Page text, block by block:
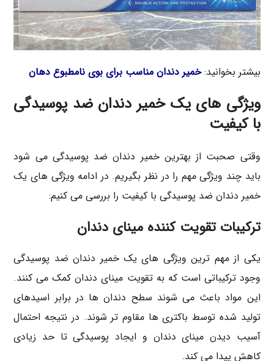
بیشتر بخوانید:خمیر دندان مناسب برای بوی نامطبوع دهان
ویژگی های یک خمیر دندان ضد پوسیدگی
با کیفیت
وقتی صحبت از بهترین خمیر دندان ضد پوسیدگی می شود
باید چند ویژگی مهم را در نظر بگیریم. در ادامه ویژگی های یک
خمیر دندان ضد پوسیدگی با کیفیت را بررسی می کنیم:
ترکیبات تقویت کننده مینای دندان
یکی از مهم ترین ویژگی های یک خمیر دندان ضد پوسیدگی
وجود ترکیباتی است که به تقویت مینای دندان کمک می کنند.
این مواد باعث می شوند سطح دندان ها در برابر اسیدهای
تولید شده توسط باکتری ها مقاوم تر شوند. در نتیجه احتمال
آسیب دیدن مینای دندان و ایجاد پوسیدگی تا حد زیادی
کاهش پیدا می کند.